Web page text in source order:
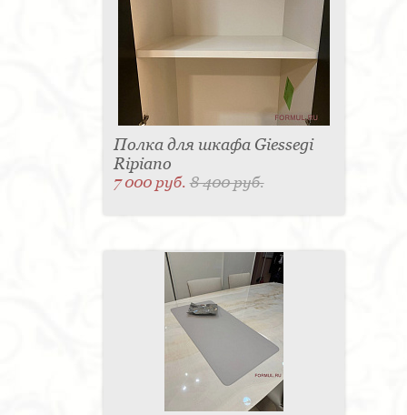
Полка для шкафа Giessegi
Ripiano
7 000 руб.8 400 руб.